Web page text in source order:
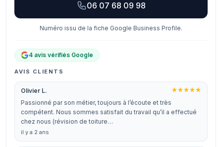
06 07 68 09 98
Numéro issu de la fiche Google Business Profile.
4 avis vérifiés Google
AVIS CLIENTS
Olivier L.
Passionné par son métier, toujours à l’écoute et très
compétent. Nous sommes satisfait du travail qu’il a effectué
chez nous (révision de toiture…
il y a 2 ans